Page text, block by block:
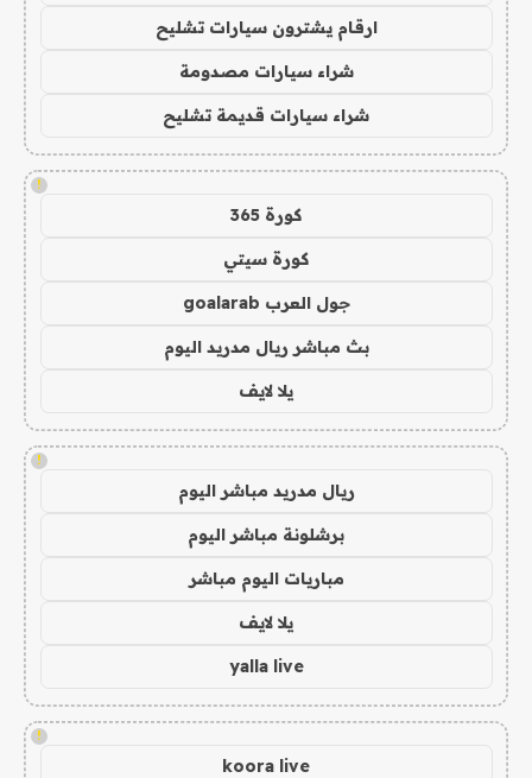
ارقام يشترون سيارات تشليح
شراء سيارات مصدومة
شراء سيارات قديمة تشليح
!
كورة 365
كورة سيتي
جول العرب goalarab
بث مباشر ريال مدريد اليوم
يلا لايف
!
ريال مدريد مباشر اليوم
برشلونة مباشر اليوم
مباريات اليوم مباشر
يلا لايف
yalla live
!
koora live